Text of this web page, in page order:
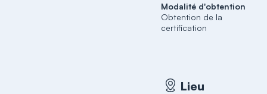
Modalité d'obtention
Obtention de la
certification
Lieu